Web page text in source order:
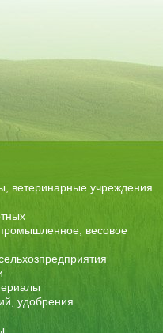
ветеринарные учреждения
весовое
удобрения